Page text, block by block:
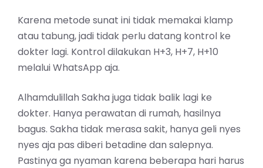
Karena metode sunat ini tidak memakai klamp
atau tabung, jadi tidak perlu datang kontrol ke
dokter lagi. Kontrol dilakukan H+3, H+7, H+10
melalui WhatsApp aja.
Alhamdulillah Sakha juga tidak balik lagi ke
dokter. Hanya perawatan di rumah, hasilnya
bagus. Sakha tidak merasa sakit, hanya geli nyes
nyes aja pas diberi betadine dan salepnya.
Pastinya ga nyaman karena beberapa hari harus